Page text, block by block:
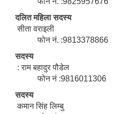
दलित महिला सदस्य
सीता वराइली
फोन नं. :9813378866
सदस्य
: राम बहादुर पौडेल
फोन नं :9816011306
सदस्य
कमान सिंह लिम्बु